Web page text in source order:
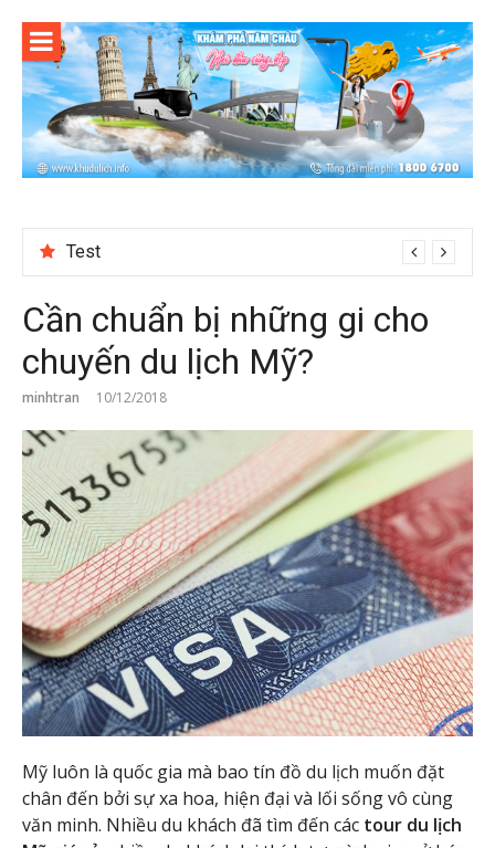
content
Cần chuẩn bị những gi cho
chuyến du lịch Mỹ?
minhtran 10/12/2018
Mỹ luôn là quốc gia mà bao tín đồ du lịch muốn đặt
chân đến bởi sự xa hoa, hiện đại và lối sống vô cùng
văn minh. Nhiều du khách đã tìm đến các tour du lịch